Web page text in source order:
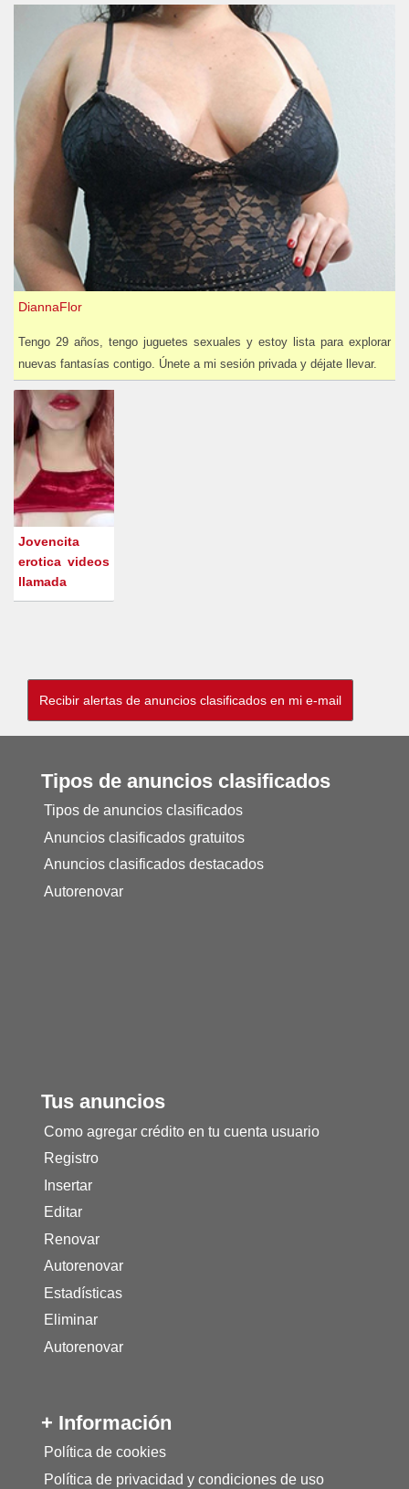
DiannaFlor
Tengo 29 años, tengo juguetes sexuales y estoy lista para explorar
nuevas fantasías contigo. Únete a mi sesión privada y déjate llevar.
Jovencita
erotica videos
llamada
Tipos de anuncios clasificados
Tipos de anuncios clasificados
Anuncios clasificados gratuitos
Anuncios clasificados destacados
Autorenovar
Tus anuncios
Como agregar crédito en tu cuenta usuario
Registro
Insertar
Editar
Renovar
Autorenovar
Estadísticas
Eliminar
Autorenovar
+ Información
Política de cookies
Política de privacidad y condiciones de uso